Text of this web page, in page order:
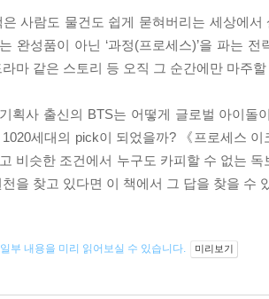
은 사람도 물건도 쉽게 묻혀버리는 세상에서
완성품이 아닌 ‘과정(프로세스)’을 파는
라마 같은 스토리 등 오직 그 순간에만 마주
획사 출신의 BTS는 어떻게 글로벌 아이돌
1020세대의 pick이 되었을까? 《프로세스
비슷한 조건에서 누구도 카피할 수 없는
천을 찾고 있다면 이 책에서 그 답을 찾을 수
부 내용을 미리 읽어보실 수 있습니다. 미리보기